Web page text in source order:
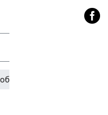
на Ел Билал